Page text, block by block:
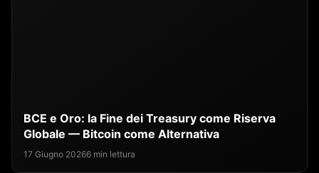
BCE e Oro: la Fine dei Treasury come Riserva
Globale — Bitcoin come Alternativa
17 Giugno 20266 min lettura